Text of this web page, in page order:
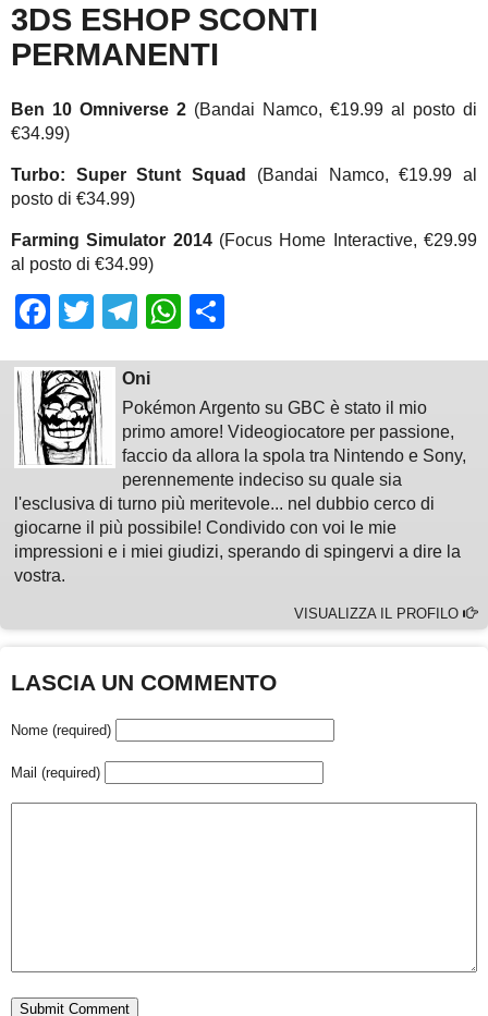
3DS ESHOP SCONTI
PERMANENTI
Ben 10 Omniverse 2 (Bandai Namco, €19.99 al posto di
€34.99)
Turbo: Super Stunt Squad
(Bandai Namco, €19.99 al
posto di €34.99)
Farming Simulator 2014(Focus Home Interactive, €29.99
al posto di €34.99)
Facebook
TwitterTelegram
WhatsApp
Oni
Pokémon Argento su GBC è stato il mio
primo amore! Videogiocatore per passione,
faccio da allora la spola tra Nintendo e Sony,
perennemente indeciso su quale sia
l'esclusiva di turno più meritevole... nel dubbio cerco di
giocarne il più possibile! Condivido con voi le mie
impressioni e i miei giudizi, sperando di spingervi a dire la
vostra.
VISUALIZZA IL PROFILO
LASCIA UN COMMENTO
Nome (required)
Mail (required)